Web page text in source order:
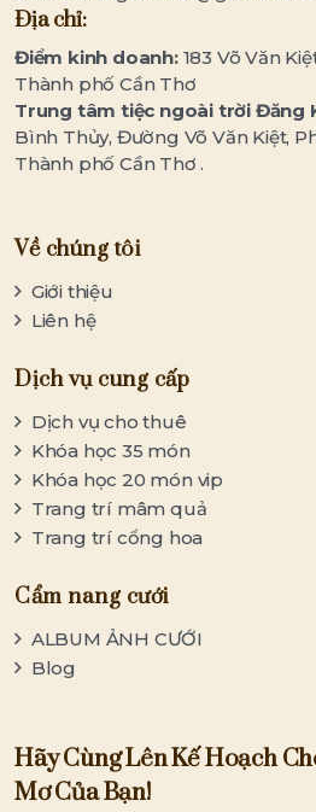
Địa chỉ:
Điểm kinh doanh:183 Võ Văn
Thành phố Cần Thơ
Trung tâm tiệc ngoài trời Đăng
Bình Thủy, Đường Võ Văn Kiệt,
Thành phố Cần Thơ .
Về chúng tôi
Giới thiệu
Liên hệ
Dịch vụ cung cấp
Dịch vụ cho thuê
Khóa học 35 món
Khóa học 20 món vip
Trang trí mâm quả
Trang trí cổng hoa
Cẩm nang cưới
ALBUM ẢNH CƯỚI
Blog
Hãy Cùng Lên Kế Hoạch
Mơ Của Bạn!